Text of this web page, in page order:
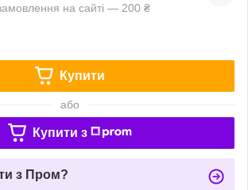
на сайті — 200 ₴
Купити
або
Купити з
з Пром?